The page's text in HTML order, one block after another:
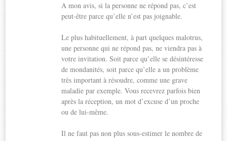
A mon avis, si la personne ne répond pas, c’est
peut-être parce qu’elle n’est pas joignable.
Le plus habituellement, à part quelques malotrus,
une personne qui ne répond pas, ne viendra pas à
votre invitation. Soit parce qu’elle se désintéresse
de mondanités, soit parce qu’elle a un problème
très important à résoudre, comme une grave
maladie par exemple. Vous recevrez parfois bien
après la réception, un mot d’excuse d’un proche
ou de lui-même.
Il ne faut pas non plus sous-estimer le nombre de